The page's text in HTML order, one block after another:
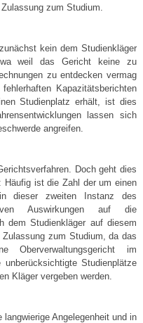
zum Studium.
kein dem Studienkläger
weil das Gericht keine zu
zu entdecken vermag
Kapazitätsberichten
Studienplatz erhält, ist dies
lassen sich
angreifen.
Doch geht dies
Häufig ist die Zahl der um einen
dieser zweiten Instanz des
Auswirkungen auf die
dem Studienkläger auf diesem
zum Studium, da das
Oberverwaltungsgericht im
Studienplätze
Kläger vergeben werden.
Angelegenheit und in